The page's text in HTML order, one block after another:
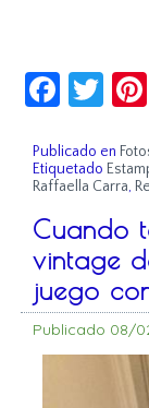
Publicado en
Etiquetado
Raffaella Carra,
Cuando
vintage
juego
Publicado 08/